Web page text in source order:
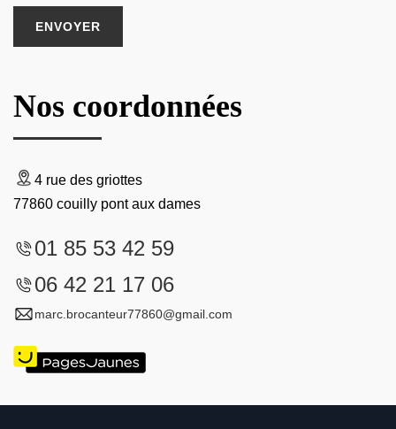
Nos coordonnées
4 rue des griottes
77860 couilly pont aux dames
01 85 53 42 59
06 42 21 17 06
marc.brocanteur77860@gmail.com